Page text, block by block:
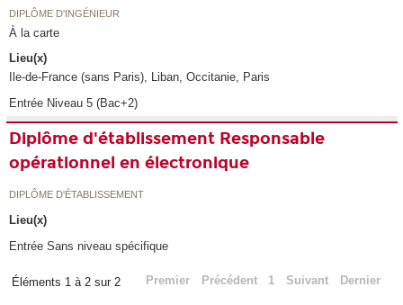
DIPLÔME D'INGÉNIEUR
À la carte
Lieu(x)
Ile-de-France (sans Paris), Liban, Occitanie, Paris
Entrée Niveau 5 (Bac+2)
Diplôme d'établissement Responsable
opérationnel en électronique
DIPLÔME D'ÉTABLISSEMENT
Lieu(x)
Entrée Sans niveau spécifique
Éléments 1 à 2 sur 2 Premier Précédent 1 Suivant Dernier